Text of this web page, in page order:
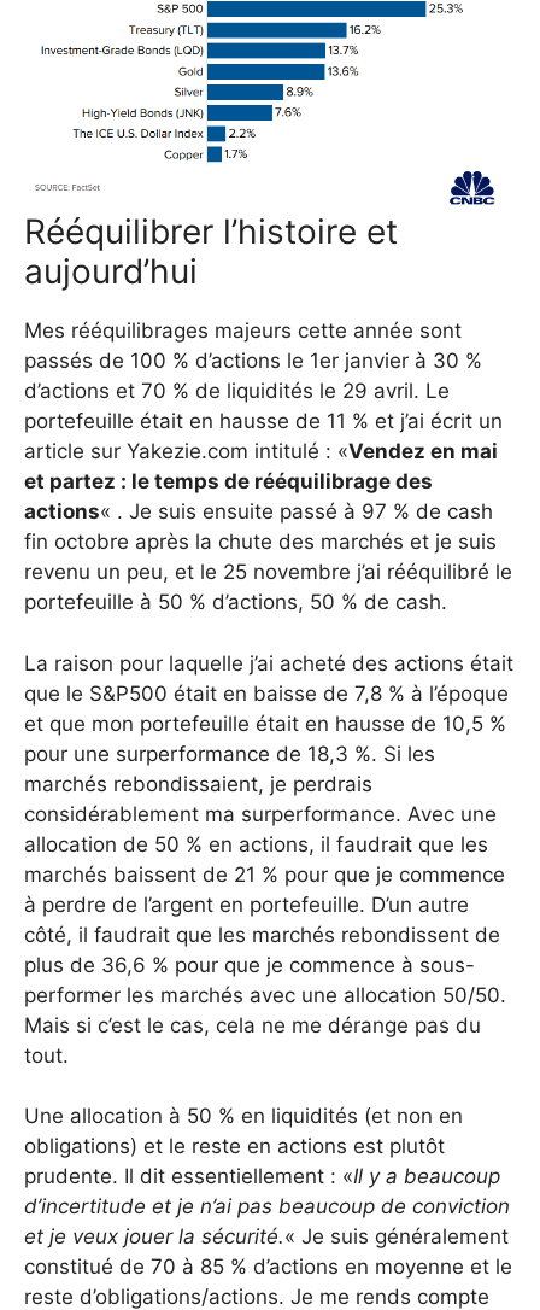
Rééquilibrer l’histoire et
aujourd’hui
Mes rééquilibrages majeurs cette année sont
passés de 100 % d’actions le 1er janvier à 30 %
d’actions et 70 % de liquidités le 29 avril. Le
portefeuille était en hausse de 11 % et j’ai écrit un
article sur Yakezie.com intitulé : «Vendez en mai
et partez : le temps de rééquilibrage des
actions« . Je suis ensuite passé à 97 % de cash
fin octobre après la chute des marchés et je suis
revenu un peu, et le 25 novembre j’ai rééquilibré le
portefeuille à 50 % d’actions, 50 % de cash.
La raison pour laquelle j’ai acheté des actions était
que le S&P500 était en baisse de 7,8 % à l’époque
et que mon portefeuille était en hausse de 10,5 %
pour une surperformance de 18,3 %. Si les
marchés rebondissaient, je perdrais
considérablement ma surperformance. Avec une
allocation de 50 % en actions, il faudrait que les
marchés baissent de 21 % pour que je commence
à perdre de l’argent en portefeuille. D’un autre
côté, il faudrait que les marchés rebondissent de
plus de 36,6 % pour que je commence à sous-
performer les marchés avec une allocation 50/50.
Mais si c’est le cas, cela ne me dérange pas du
tout.
Une allocation à 50 % en liquidités (et non en
obligations) et le reste en actions est plutôt
prudente. Il dit essentiellement : «Il y a beaucoup
d’incertitude et je n’ai pas beaucoup de conviction
et je veux jouer la sécurité.« Je suis généralement
constitué de 70 à 85 % d’actions en moyenne et le
reste d’obligations/actions. Je me rends compte